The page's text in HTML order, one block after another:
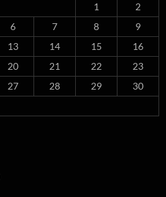
1
2
6 7 8
9
13 14 15
16
20 21 22
23
27 28 29
30